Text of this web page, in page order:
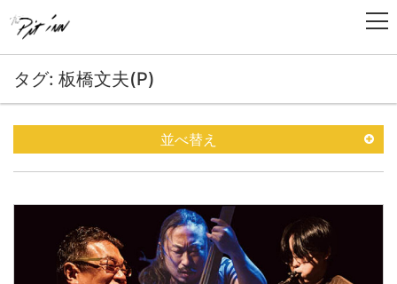
タグ: 板橋文夫(P)
並べ替え